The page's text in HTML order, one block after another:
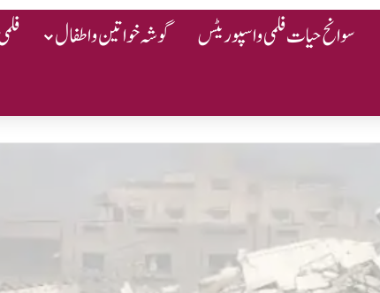
سوانح حیات فلمی و اسپوریٹس گوشہ خواتین و اطفال